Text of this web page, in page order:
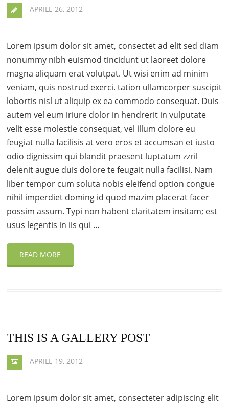
APRILE 26, 2012
Lorem ipsum dolor sit amet, consectet ad elit sed diam
nonummy nibh euismod tincidunt ut laoreet dolore
magna aliquam erat volutpat. Ut wisi enim ad minim
veniam, quis nostrud exerci. tation ullamcorper suscipit
lobortis nisl ut aliquip ex ea commodo consequat. Duis
autem vel eum iriure dolor in hendrerit in vulputate
velit esse molestie consequat, vel illum dolore eu
feugiat nulla facilisis at vero eros et accumsan et iusto
odio dignissim qui blandit praesent luptatum zzril
delenit augue duis dolore te feugait nulla facilisi. Nam
liber tempor cum soluta nobis eleifend option congue
nihil imperdiet doming id quod mazim placerat facer
possim assum. Typi non habent claritatem insitam; est
usus legentis in iis qui …
READ MORE
THIS IS A GALLERY POST
APRILE 19, 2012
Lorem ipsum dolor sit amet, consecteter adipiscing elit